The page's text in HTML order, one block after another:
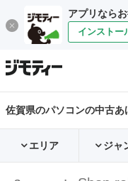
アプリなら
インストー
佐賀県のパソコンの中古あ
エリア ジャ